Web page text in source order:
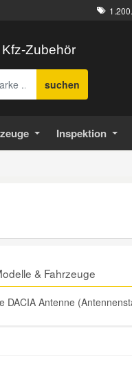
Zubehör
suchen
Inspektion
& Fahrzeuge
Antenne